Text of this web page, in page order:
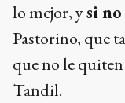
lo mejor, ysi no
Pastorino, que
que no le
Tandil.